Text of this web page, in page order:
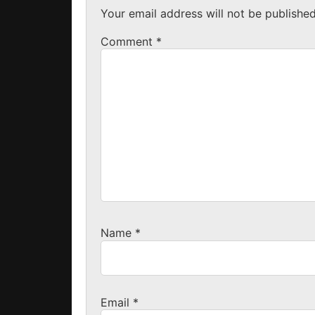
Your email address will not be
Comment *
Name *
Email *